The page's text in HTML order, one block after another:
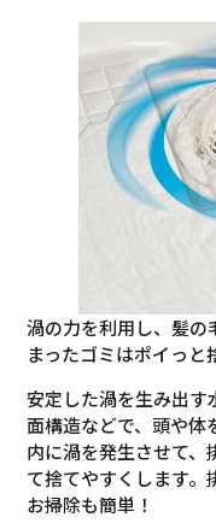
渦の力を利用し、髪の
まったゴミはポイっと
安定した渦を生み出
面構造などで、頭や体
内に渦を発生させて、
て捨てやすくします。
お掃除も簡単！